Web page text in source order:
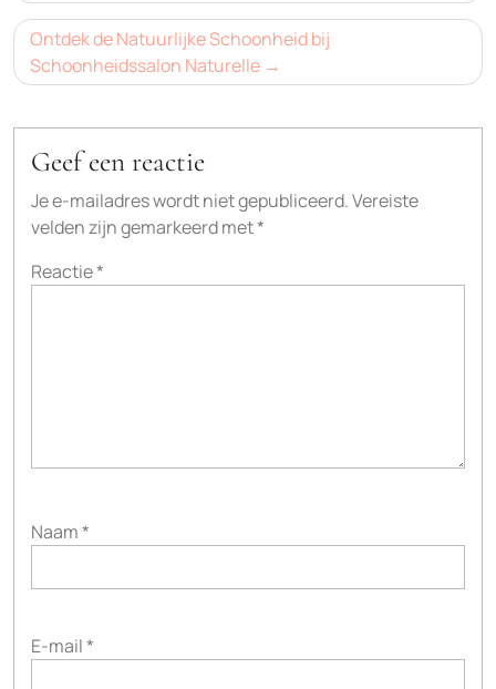
Ontdek de Natuurlijke Schoonheid bij
Schoonheidssalon Naturelle
Geef een reactie
Je e-mailadres wordt niet gepubliceerd.Vereiste
velden zijn gemarkeerd met*
Reactie*
Naam*
E-mail*